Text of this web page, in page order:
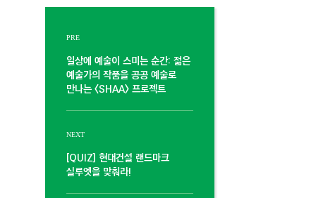
PRE
일상에 예술이 스미는 순간: 젊은
예술가의 작품을 공공 예술로
만나는 <SHAA> 프로젝트
NEXT
[QUIZ] 현대건설 랜드마크
실루엣을 맞춰라!